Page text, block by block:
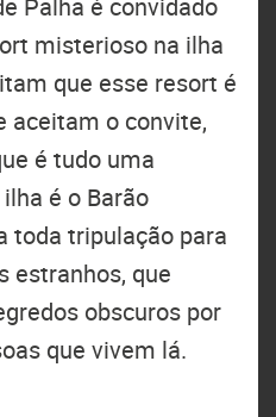
misterioso na ilha
que esse resort é
aceitam o convite,
é tudo uma
é o Barão
toda tripulação para
estranhos, que
obscuros por
que vivem lá.